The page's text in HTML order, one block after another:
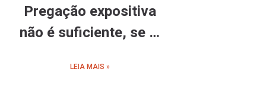
Pregação expositiva
não é suficiente, se …
LEIA MAIS »